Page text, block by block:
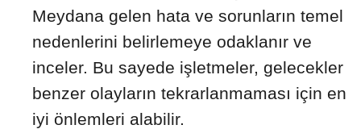
Meydana gelen hata ve sorunların temel
nedenlerini belirlemeye odaklanır ve
inceler. Bu sayede işletmeler, gelecekler
benzer olayların tekrarlanmaması için en
iyi önlemleri alabilir.